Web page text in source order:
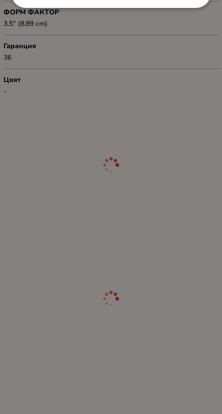
ФОРМ ФАКТОР
3.5" (8.89 cm)
Гаранция
36
Цвят
-